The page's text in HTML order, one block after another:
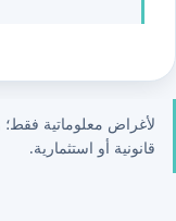
لأغراض معلوماتية فقط؛
قانونية أو استثمارية.